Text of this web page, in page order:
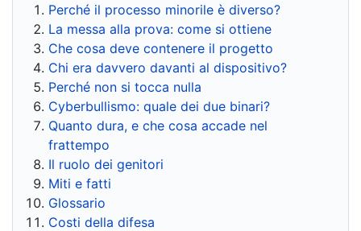
Perché il processo minorile è diverso?
La messa alla prova: come si ottiene
Che cosa deve contenere il progetto
Chi era davvero davanti al dispositivo?
Perché non si tocca nulla
Cyberbullismo: quale dei due binari?
Quanto dura, e che cosa accade nel
frattempo
Il ruolo dei genitori
Miti e fatti
Glossario
Costi della difesa